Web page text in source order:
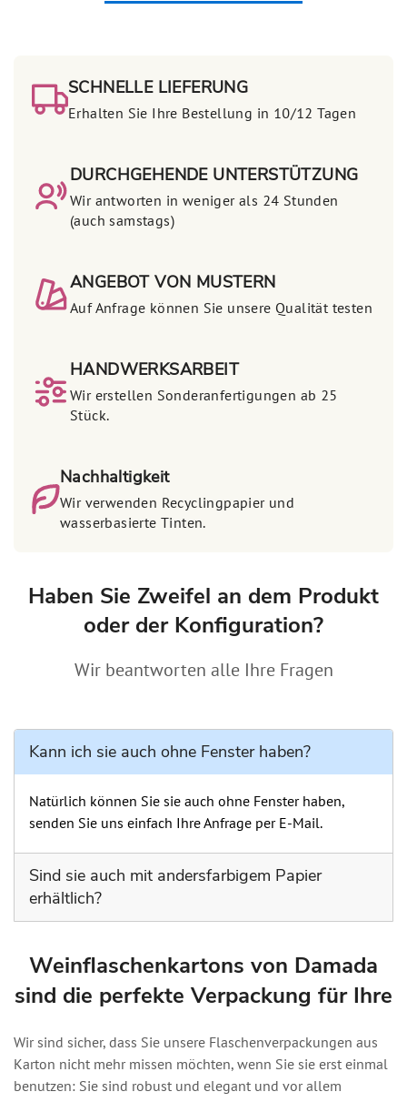
SCHNELLE LIEFERUNG
Erhalten Sie Ihre Bestellung in 10/12 Tagen
DURCHGEHENDE UNTERSTÜTZUNG
Wir antworten in weniger als 24 Stunden
(auch samstags)
ANGEBOT VON MUSTERN
Auf Anfrage können Sie unsere Qualität testen
HANDWERKSARBEIT
Wir erstellen Sonderanfertigungen ab 25
Stück.
Nachhaltigkeit
Wir verwenden Recyclingpapier und
wasserbasierte Tinten.
Haben Sie Zweifel an dem Produkt
oder der Konfiguration?
Wir beantworten alle Ihre Fragen
Kann ich sie auch ohne Fenster haben?
Natürlich können Sie sie auch ohne Fenster haben,
senden Sie uns einfach Ihre Anfrage per E-Mail.
Sind sie auch mit andersfarbigem Papier
erhältlich?
Weinflaschenkartons von Damada
sind die perfekte Verpackung für Ihre
Wir sind sicher, dass Sie unsere Flaschenverpackungen aus
Karton nicht mehr missen möchten, wenn Sie sie erst einmal
benutzen: Sie sind robust und elegant und vor allem